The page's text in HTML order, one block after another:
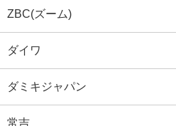
ZBC(ズーム)
ダイワ
ダミキジャパン
常吉